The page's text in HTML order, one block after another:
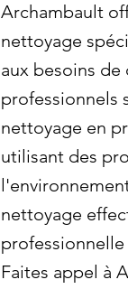
Archambault
nettoyage
aux besoins
professionnels
nettoyage en
utilisant des
nettoyage
Faites appel à